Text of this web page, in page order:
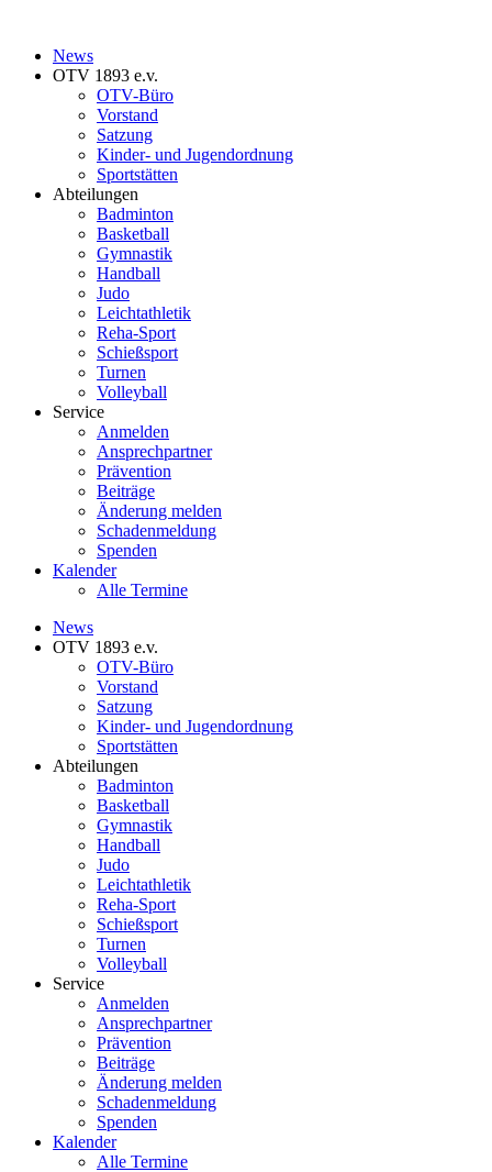
News
OTV 1893 e.v.
OTV-Büro
Vorstand
Satzung
Kinder- und Jugendordnung
Sportstätten
Abteilungen
Badminton
Basketball
Gymnastik
Handball
Judo
Leichtathletik
Reha-Sport
Schießsport
Turnen
Volleyball
Service
Anmelden
Ansprechpartner
Prävention
Beiträge
Änderung melden
Schadenmeldung
Spenden
Kalender
Alle Termine
News
OTV 1893 e.v.
OTV-Büro
Vorstand
Satzung
Kinder- und Jugendordnung
Sportstätten
Abteilungen
Badminton
Basketball
Gymnastik
Handball
Judo
Leichtathletik
Reha-Sport
Schießsport
Turnen
Volleyball
Service
Anmelden
Ansprechpartner
Prävention
Beiträge
Änderung melden
Schadenmeldung
Spenden
Kalender
Alle Termine